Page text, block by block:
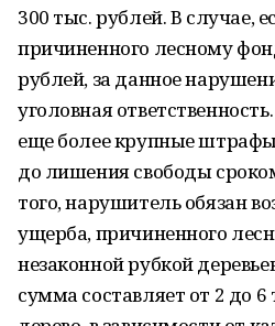
300 тыс. рублей. В случае,
причиненного лесному
рублей, за данное
уголовная
еще более крупные
до лишения свободы
того, нарушитель обязан
ущерба, причиненного
незаконной рубкой
сумма составляет от 2 до